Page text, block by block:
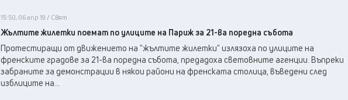
15:50, 06 апр 19 / Свят
Жълтите жилетки поемат по улиците на Париж за 21-ва поредна събота
Протестиращи от движението на "жълтите жилетки" излязоха по улиците на
френските градове за 21-ва поредна събота, предадоха световните агенции. Въпреки
забраните за демонстрации в някои райони на френската столица, въведени след
изблиците на...